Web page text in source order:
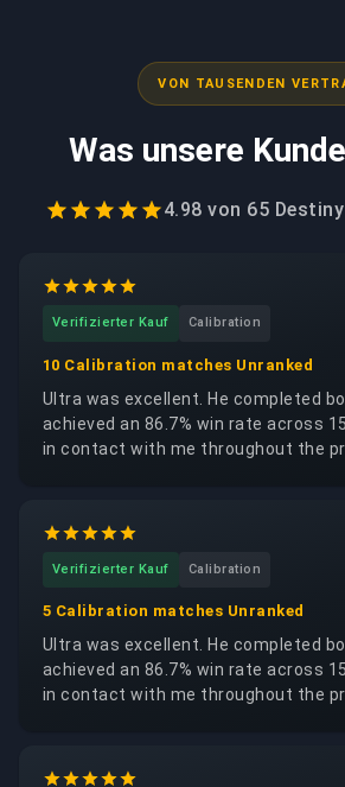
VON TAUSENDEN
Was unsere
4.98von 65
Verifizierter Kauf Calibration
10 Calibration matches Unranked
Ultra was excellent. He completed
achieved an 86.7% win rate across
in contact with me throughout the
Verifizierter Kauf Calibration
5 Calibration matches Unranked
Ultra was excellent. He completed
achieved an 86.7% win rate across
in contact with me throughout the